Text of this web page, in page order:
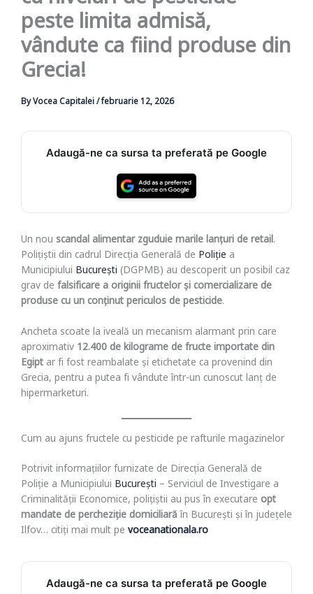
peste limita admisă,
vândute ca fiind produse din
Grecia!
ByVocea Capitalei/februarie 12, 2026
Adaugă-ne ca sursa ta preferată pe Google
Un nou scandal alimentar zguduie marile lanțuri de retail.
Polițiștii din cadrul Direcția Generală de Poliție a
Municipiului București (DGPMB) au descoperit un posibil caz
grav de falsificare a originii fructelor și comercializare de
produse cu un conținut periculos de pesticide.
Ancheta scoate la iveală un mecanism alarmant prin care
aproximativ 12.400 de kilograme de fructe importate din
Egipt ar fi fost reambalate și etichetate ca provenind din
Grecia, pentru a putea fi vândute într-un cunoscut lanț de
hipermarketuri.
Cum au ajuns fructele cu pesticide pe rafturile magazinelor
Potrivit informațiilor furnizate de Direcția Generală de
Poliție a Municipiului București – Serviciul de Investigare a
Criminalității Economice, polițiștii au pus în executare opt
mandate de percheziție domiciliară în București și în județele
Ilfov… citiți mai mult pe voceanationala.ro
Adaugă-ne ca sursa ta preferată pe Google